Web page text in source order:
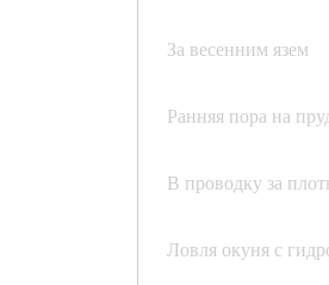
За весенним язем
Ранняя пора на
В проводку за
Ловля окуня с